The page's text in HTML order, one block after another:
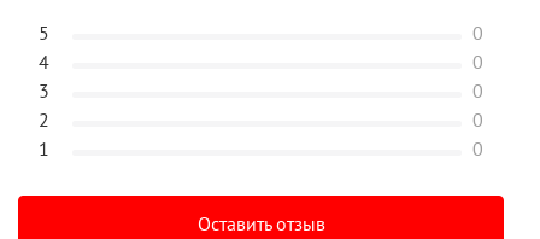
5
0
4
0
3
0
2
0
1
0
Оставить отзыв